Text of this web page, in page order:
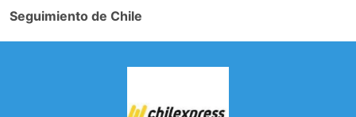
Seguimiento de Chile